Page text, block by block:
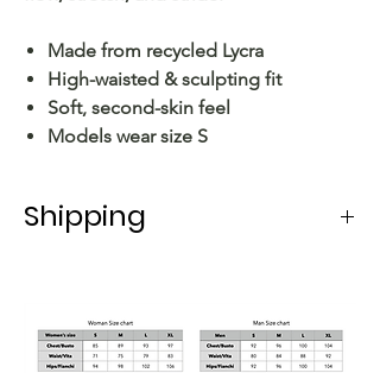
Made from recycled Lycra
High-waisted & sculpting fit
Soft, second-skin feel
Models wear size S
Shipping
For shipping abroad, the delivery time
varies depending on the state.